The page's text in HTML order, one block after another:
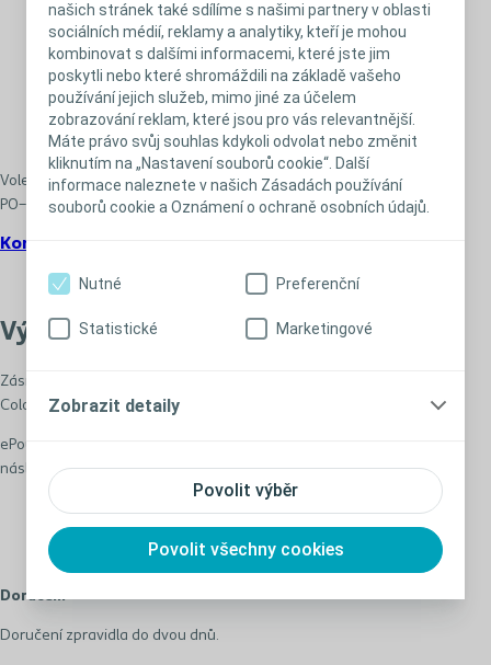
našich stránek také sdílíme s našimi partnery v oblasti
sociálních médií, reklamy a analytiky, kteří je mohou
kombinovat s dalšími informacemi, které jste jim
poskytli nebo které shromáždili na základě vašeho
používání jejich služeb, mimo jiné za účelem
zobrazování reklam, které jsou pro vás relevantnější.
Máte právo svůj souhlas kdykoli odvolat nebo změnit
kliknutím na „Nastavení souborů cookie“. Další
informace naleznete v našich Zásadách používání
souborů cookie a Oznámení o ochraně osobních údajů.
Povolit výběr
Povolit všechny cookies
Nutné Preferenční
Statistické Marketingové
Zobrazit detaily
konzultace vyškolených zdravotních sester
poradenství ohledně stomických a inkontinenčních pomůcek
informace o úhradových limitech
zdarma pomůcky k vyzkoušeníKatalog produktů Coloplast
časopis Helios, diskrétně balený, až domů, zdarma
služby terénních stomických sester
Volejte bezplatnou linku:800 100 416
PO–PÁ 8.00–16.00 hod.
Kontaktní formulář
Výdejna zdravotnických potřeb
Zásilková služba a výdej zdravotnických pomůcek od společnosti
Coloplast.
ePoukaz od vašeho lékaře (stačí 9místný kód) nám doručte jedním z
následujících způsobů:
E-mailem: poukaz@coloplast.cz
SMS nebo telefonicky: 774 781 780
Prostřednictvím online formuláře >
Doručení
Doručení zpravidla do dvou dnů.